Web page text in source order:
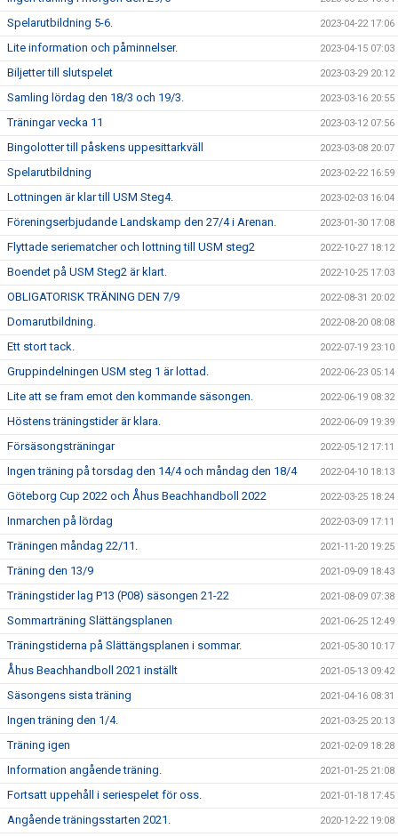
Spelarutbildning 5-6. 2023-04-22 17:06
Lite information och påminnelser. 2023-04-15 07:03
Biljetter till slutspelet 2023-03-29 20:12
Samling lördag den 18/3 och 19/3. 2023-03-16 20:55
Träningar vecka 11 2023-03-12 07:56
Bingolotter till påskens uppesittarkväll 2023-03-08 20:07
Spelarutbildning 2023-02-22 16:59
Lottningen är klar till USM Steg4. 2023-02-03 16:04
Föreningserbjudande Landskamp den 27/4 i Arenan. 2023-01-30 17:08
Flyttade seriematcher och lottning till USM steg2 2022-10-27 18:12
Boendet på USM Steg2 är klart. 2022-10-25 17:03
OBLIGATORISK TRÄNING DEN 7/9 2022-08-31 20:02
Domarutbildning. 2022-08-20 08:08
Ett stort tack. 2022-07-19 23:10
Gruppindelningen USM steg 1 är lottad. 2022-06-23 05:14
Lite att se fram emot den kommande säsongen. 2022-06-19 08:32
Höstens träningstider är klara. 2022-06-09 19:39
Försäsongsträningar 2022-05-12 17:11
Ingen träning på torsdag den 14/4 och måndag den 18/4 2022-04-10 18:13
Göteborg Cup 2022 och Åhus Beachhandboll 2022 2022-03-25 18:24
Inmarchen på lördag 2022-03-09 17:11
Träningen måndag 22/11. 2021-11-20 19:25
Träning den 13/9 2021-09-09 18:43
Träningstider lag P13 (P08) säsongen 21-22 2021-08-09 07:38
Sommarträning Slättängsplanen 2021-06-25 12:49
Träningstiderna på Slättängsplanen i sommar. 2021-05-30 10:17
Åhus Beachhandboll 2021 inställt 2021-05-13 09:42
Säsongens sista träning 2021-04-16 08:31
Ingen träning den 1/4. 2021-03-25 20:13
Träning igen 2021-02-09 18:28
Information angående träning. 2021-01-25 21:08
Fortsatt uppehåll i seriespelet för oss. 2021-01-18 17:45
Angående träningsstarten 2021. 2020-12-22 19:08